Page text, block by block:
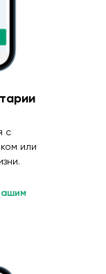
с
или